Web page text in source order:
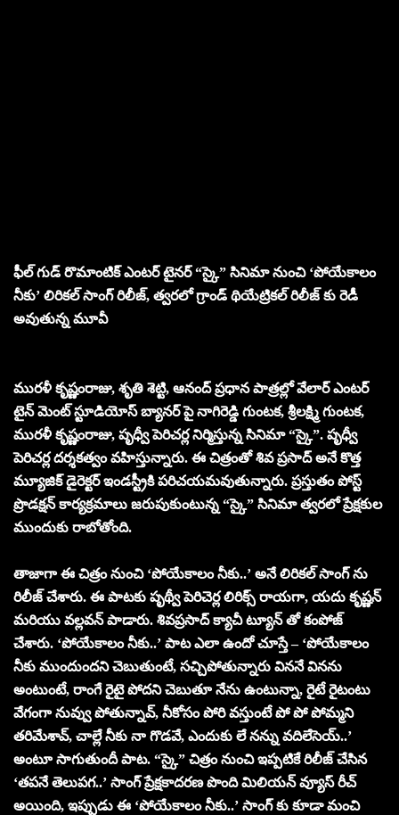
ఫీల్ గుడ్ రొమాంటిక్ ఎంటర్ టైనర్ “స్కై” సినిమా నుంచి ‘పోయేకాలం
నీకు’ లిరికల్ సాంగ్ రిలీజ్, త్వరలో గ్రాండ్ థియేట్రికల్ రిలీజ్ కు రెడీ
అవుతున్న మూవీ
మురళీ కృష్ణంరాజు, శృతి శెట్టి, ఆనంద్ ప్రధాన పాత్రల్లో వేలార్ ఎంటర్
టైన్ మెంట్ స్టూడియోస్ బ్యానర్ పై నాగిరెడ్డి గుంటక, శ్రీలక్ష్మి గుంటక,
మురళీ కృష్ణంరాజు, పృధ్వీ పెరిచర్ల నిర్మిస్తున్న సినిమా “స్కై”. పృధ్వీ
పెరిచర్ల దర్శకత్వం వహిస్తున్నారు. ఈ చిత్రంతో శివ ప్రసాద్ అనే కొత్త
మ్యూజిక్ డైరెక్టర్ ఇండస్ట్రీకి పరిచయమవుతున్నారు. ప్రస్తుతం పోస్ట్
ప్రొడక్షన్ కార్యక్రమాలు జరుపుకుంటున్న “స్కై” సినిమా త్వరలో ప్రేక్షకుల
ముందుకు రాబోతోంది.
తాజాగా ఈ చిత్రం నుంచి ‘పోయేకాలం నీకు..’ అనే లిరికల్ సాంగ్ ను
రిలీజ్ చేశారు. ఈ పాటకు పృథ్వీ పెరిచెర్ల లిరిక్స్ రాయగా, యదు కృష్ణన్
మరియు వల్లవన్ పాడారు. శివప్రసాద్ క్యాచీ ట్యూన్ తో కంపోజ్
చేశారు. ‘పోయేకాలం నీకు..’ పాట ఎలా ఉందో చూస్తే – ‘పోయేకాలం
నీకు ముందుందని చెబుతుంటే, సచ్చిపోతున్నారు విననే వినను
అంటుంటే, రాంగే రైటై పోదని చెబుతూ నేను ఉంటున్నా, రైటే రైటంటు
వేగంగా నువ్వు పోతున్నావ్, నీకోసం పోరి వస్తుంటే పో పో పోమ్మని
తరిమేశావ్, చాల్లే నీకు నా గొడవే, ఎందుకు లే నన్ను వదిలేసెయ్..’
అంటూ సాగుతుందీ పాట. “స్కై” చిత్రం నుంచి ఇప్పటికే రిలీజ్ చేసిన
‘తపనే తెలుపగ..’ సాంగ్ ప్రేక్షకాదరణ పొంది మిలియన్ వ్యూస్ రీచ్
అయింది, ఇప్పుడు ఈ ‘పోయేకాలం నీకు..’ సాంగ్ కు కూడా మంచి